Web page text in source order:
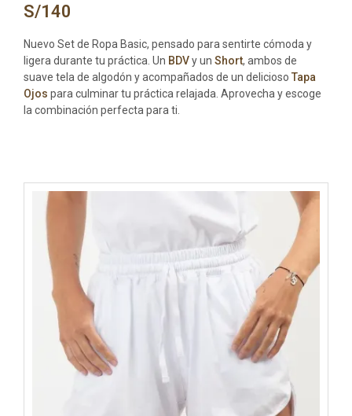
S/140
Nuevo Set de Ropa Basic, pensado para sentirte cómoda y
ligera durante tu práctica. Un BDVy un Short, ambos de
suave tela de algodón y acompañados de un delicioso Tapa
Ojos para culminar tu práctica relajada. Aprovecha y escoge
la combinación perfecta para ti.